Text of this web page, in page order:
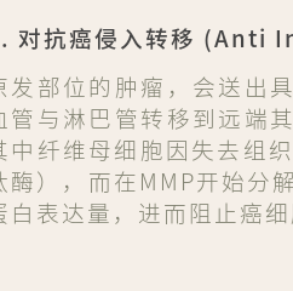
对抗癌侵入转移 (Anti
发部位的肿瘤，会送出
管与淋巴管转移到远端
中纤维母细胞因失去组
酶），而在MMP开始分
白表达量，进而阻止癌细